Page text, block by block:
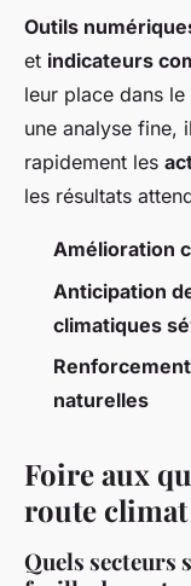
Outils
et indicateurs
leur place dans
une analyse fine,
rapidement les
les résultats
Amélioration
Anticipation
climatiques
naturelles
Foire aux
route climat
Quels secteurs